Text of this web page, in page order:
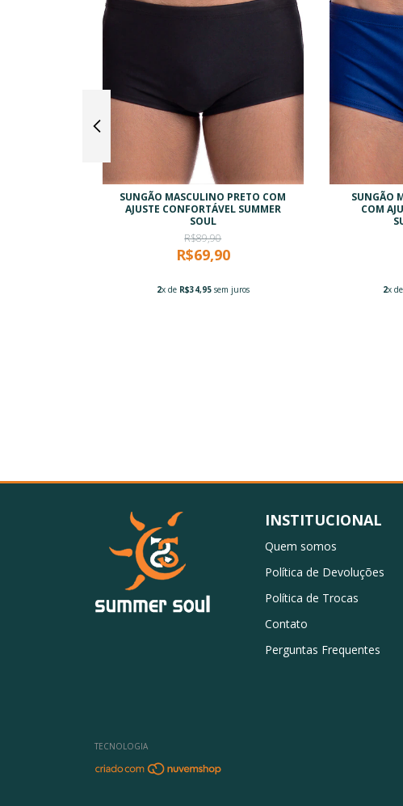
SUNGÃO MASCULINO PRETO COM
AJUSTE CONFORTÁVEL SUMMER
SOUL
R$89,90
R$69,90
2x de R$34,95sem juros
SUNGÃO
COM
2x de
INSTITUCIONAL
Quem somos
Política de Devoluções
Política de Trocas
Contato
Perguntas Frequentes
TECNOLOGIA